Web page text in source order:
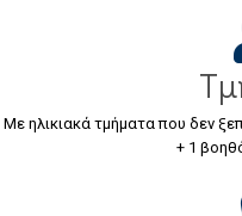
Με ηλικιακά τμήματα που δεν
+ 1